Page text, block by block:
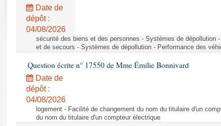
Rapports législatifs
Rapports sur l'application des lois
Baromètre de l’application des lois
Dossiers législatifs
Budget et sécurité sociale
Questions écrites et orales
Comptes rendus des débats
Date de
dépôt :
04/08/2026
sécurité des biens et des personnes - Systèmes de dépollution
et de secours - Systèmes de dépollution - Performance des
Question écrite n° 17550 de Mme Émilie Bonnivard
Date de
dépôt :
04/08/2026
logement - Facilité de changement du nom du titulaire d'un
du nom du titulaire d'un compteur électrique